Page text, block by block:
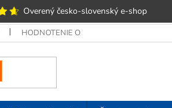
Overený česko-slovenský e‑shop
HODNOTENIE OBCHODU